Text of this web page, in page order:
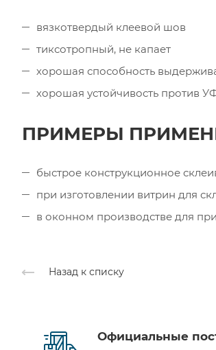
вязкотвердый клеевой шов
тиксотропный, не капает
хорошая способность
хорошая устойчивость против
ПРИМЕРЫ
быстрое конструкционное
при изготовлении витрин для
в оконном производстве для
Назад к списку
Официальные